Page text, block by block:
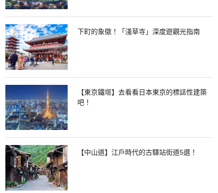
下町的象徵！「淺草寺」深度遊觀光指南
【東京鐵塔】去看看日本東京的標誌性建築
吧！
【中山道】江戶時代的古驛站街道5選！